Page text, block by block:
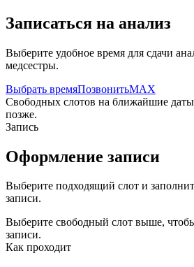
Записаться на анализ
Выберите удобное время для сдачи
медсестры.
Выбрать времяПозвонитьMAX
Свободных слотов на ближайшие
позже.
Запись
Оформление записи
Выберите подходящий слот и
записи.
Выберите свободный слот выше,
записи.
Как проходит